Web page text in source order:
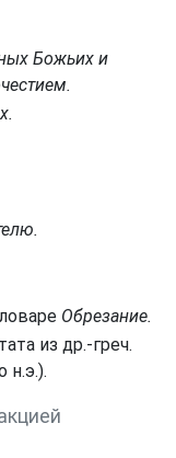
Божьих и
Обрезание.
из др.-греч.
н.э.).